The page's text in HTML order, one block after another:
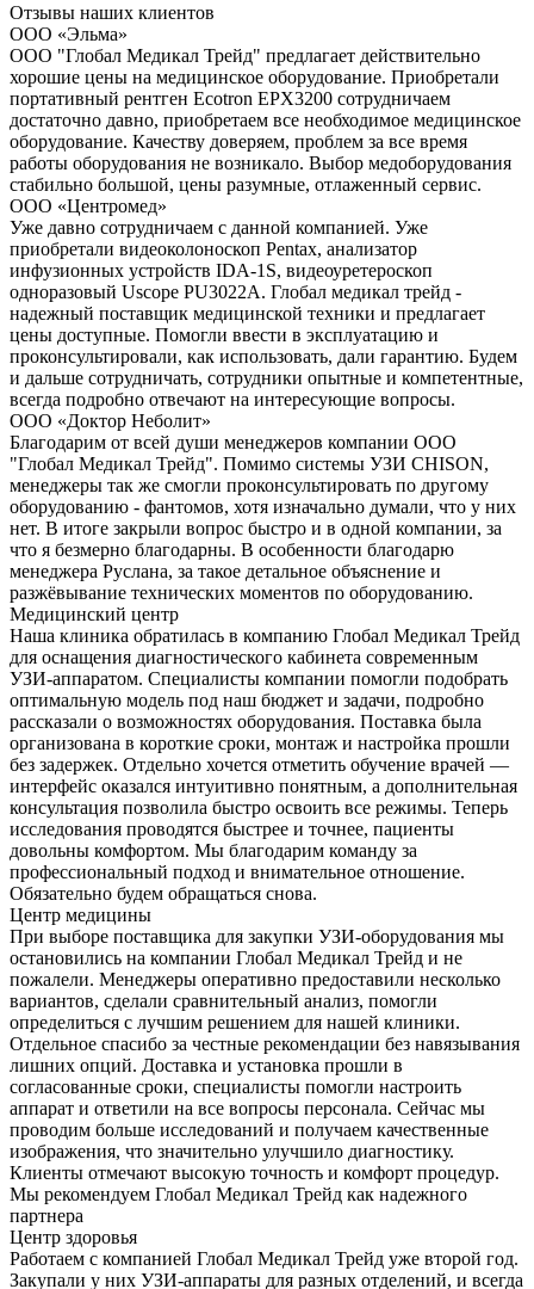
Отзывы наших клиентов
ООО «Эльма»
ООО "Глобал Медикал Трейд" предлагает действительно
хорошие цены на медицинское оборудование. Приобретали
портативный рентген Ecotron EPX3200 сотрудничаем
достаточно давно, приобретаем все необходимое медицинское
оборудование. Качеству доверяем, проблем за все время
работы оборудования не возникало. Выбор медоборудования
стабильно большой, цены разумные, отлаженный сервис.
ООО «Центромед»
Уже давно сотрудничаем с данной компанией. Уже
приобретали видеоколоноскоп Pentax, анализатор
инфузионных устройств IDA-1S, видеоуретероскоп
одноразовый Uscope PU3022A. Глобал медикал трейд -
надежный поставщик медицинской техники и предлагает
цены доступные. Помогли ввести в эксплуатацию и
проконсультировали, как использовать, дали гарантию. Будем
и дальше сотрудничать, сотрудники опытные и компетентные,
всегда подробно отвечают на интересующие вопросы.
ООО «Доктор Неболит»
Благодарим от всей души менеджеров компании ООО
"Глобал Медикал Трейд". Помимо системы УЗИ CHISON,
менеджеры так же смогли проконсультировать по другому
оборудованию - фантомов, хотя изначально думали, что у них
нет. В итоге закрыли вопрос быстро и в одной компании, за
что я безмерно благодарны. В особенности благодарю
менеджера Руслана, за такое детальное объяснение и
разжёвывание технических моментов по оборудованию.
Медицинский центр
Наша клиника обратилась в компанию Глобал Медикал Трейд
для оснащения диагностического кабинета современным
УЗИ-аппаратом. Специалисты компании помогли подобрать
оптимальную модель под наш бюджет и задачи, подробно
рассказали о возможностях оборудования. Поставка была
организована в короткие сроки, монтаж и настройка прошли
без задержек. Отдельно хочется отметить обучение врачей —
интерфейс оказался интуитивно понятным, а дополнительная
консультация позволила быстро освоить все режимы. Теперь
исследования проводятся быстрее и точнее, пациенты
довольны комфортом. Мы благодарим команду за
профессиональный подход и внимательное отношение.
Обязательно будем обращаться снова.
Центр медицины
При выборе поставщика для закупки УЗИ-оборудования мы
остановились на компании Глобал Медикал Трейд и не
пожалели. Менеджеры оперативно предоставили несколько
вариантов, сделали сравнительный анализ, помогли
определиться с лучшим решением для нашей клиники.
Отдельное спасибо за честные рекомендации без навязывания
лишних опций. Доставка и установка прошли в
согласованные сроки, специалисты помогли настроить
аппарат и ответили на все вопросы персонала. Сейчас мы
проводим больше исследований и получаем качественные
изображения, что значительно улучшило диагностику.
Клиенты отмечают высокую точность и комфорт процедур.
Мы рекомендуем Глобал Медикал Трейд как надежного
партнера
Центр здоровья
Работаем с компанией Глобал Медикал Трейд уже второй год.
Закупали у них УЗИ-аппараты для разных отделений, и всегда